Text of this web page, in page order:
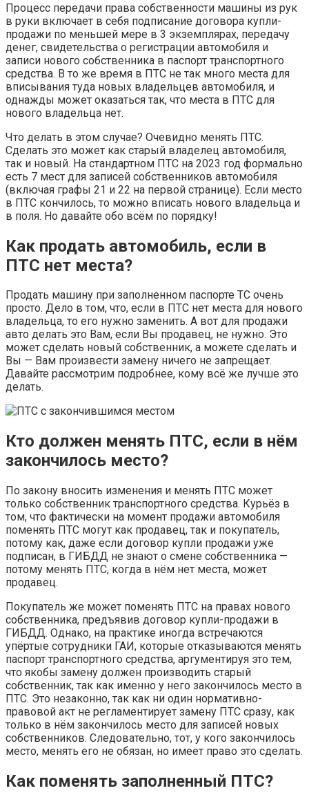
Процесс передачи права собственности машины из рук
в руки включает в себя подписание договора купли-
продажи по меньшей мере в 3 экземплярах, передачу
денег, свидетельства о регистрации автомобиля и
записи нового собственника в паспорт транспортного
средства. В то же время в ПТС не так много места для
вписывания туда новых владельцев автомобиля, и
однажды может оказаться так, что места в ПТС для
нового владельца нет.
Что делать в этом случае? Очевидно менять ПТС.
Сделать это может как старый владелец автомобиля,
так и новый. На стандартном ПТС на 2023 год формально
есть 7 мест для записей собственников автомобиля
(включая графы 21 и 22 на первой странице). Если место
в ПТС кончилось, то можно вписать нового владельца и
в поля. Но давайте обо всём по порядку!
Как продать автомобиль, если в
ПТС нет места?
Продать машину при заполненном паспорте ТС очень
просто. Дело в том, что, если в ПТС нет места для нового
владельца, то его нужно заменить. А вот для продажи
авто делать это Вам, если Вы продавец, не нужно. Это
может сделать новый собственник, а можете сделать и
Вы — Вам произвести замену ничего не запрещает.
Давайте рассмотрим подробнее, кому всё же лучше это
делать.
Кто должен менять ПТС, если в нём
закончилось место?
По закону вносить изменения и менять ПТС может
только собственник транспортного средства. Курьёз в
том, что фактически на момент продажи автомобиля
поменять ПТС могут как продавец, так и покупатель,
потому как, даже если договор купли продажи уже
подписан, в ГИБДД не знают о смене собственника —
потому менять ПТС, когда в нём нет места, может
продавец.
Покупатель же может поменять ПТС на правах нового
собственника, предъявив договор купли-продажи в
ГИБДД. Однако, на практике иногда встречаются
упёртые сотрудники ГАИ, которые отказываются менять
паспорт транспортного средства, аргументируя это тем,
что якобы замену должен производить старый
собственник, так как именно у него закончилось место в
ПТС. Это незаконно, так как ни один нормативно-
правовой акт не регламентирует замену ПТС сразу, как
только в нём закончилось место для записей новых
собственников. Следовательно, тот, у кого закончилось
место, менять его не обязан, но имеет право это сделать.
Как поменять заполненный ПТС?